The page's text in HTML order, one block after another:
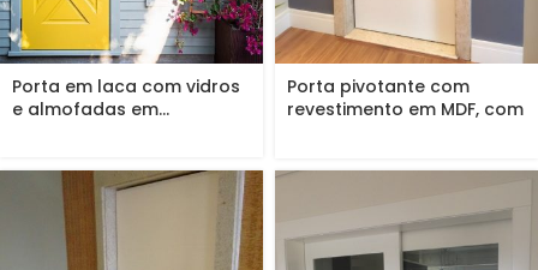
Porta em laca com vidros
e almofadas em...
Porta pivotante com
revestimento em MDF, com